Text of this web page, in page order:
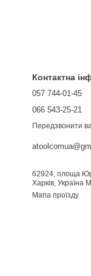
Контактна
057 744-01-45
066 543-25-21
Передзвонити
62924, площа
Харків, Україна
Мапа проїзду